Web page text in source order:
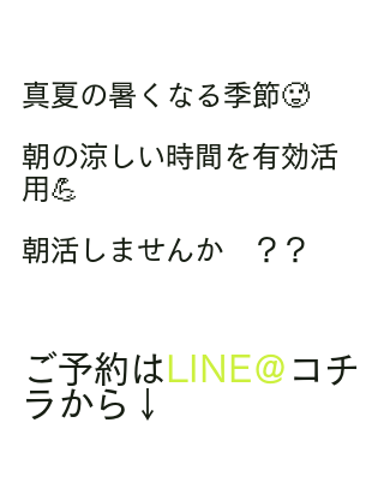
真夏の暑くなる季節🥵
朝の涼しい時間を有効活
用💪
朝活しませんか　？？
ご予約は LINE＠ コチ
ラから↓